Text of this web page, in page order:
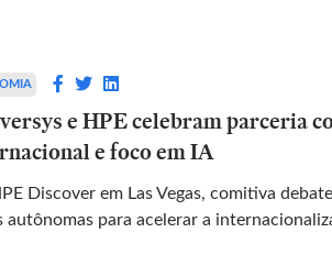
e HPE celebram parceria
e foco em IA
Discover em Las Vegas, comitiva
autônomas para acelerar a